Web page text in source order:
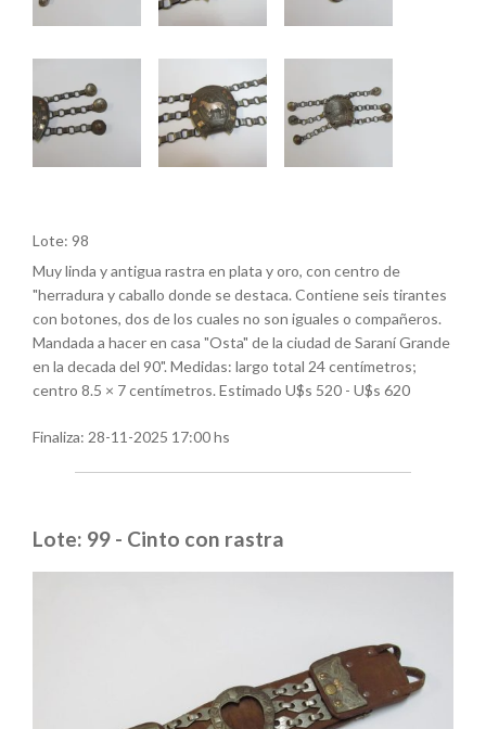
Lote: 98
Muy linda y antigua rastra en plata y oro, con centro de
"herradura y caballo donde se destaca. Contiene seis tirantes
con botones, dos de los cuales no son iguales o compañeros.
Mandada a hacer en casa "Osta" de la ciudad de Saraní Grande
en la decada del 90". Medidas: largo total 24 centímetros;
centro 8.5 × 7 centímetros. Estimado U$s 520 - U$s 620
Finaliza: 28-11-2025 17:00 hs
Lote: 99 - Cinto con rastra